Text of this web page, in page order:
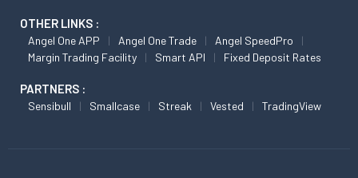
OTHER LINKS :
Angel One APP Angel One Trade
Angel SpeedPro
Margin Trading Facility
Smart API Fixed Deposit Rates
PARTNERS :
Sensibull Smallcase Streak Vested TradingView